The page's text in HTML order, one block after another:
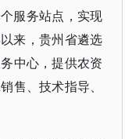
服务站点，实现
来，贵州省遴选
中心，提供农资
售、技术指导、